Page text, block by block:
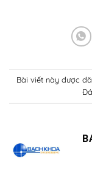
Bài viết này được